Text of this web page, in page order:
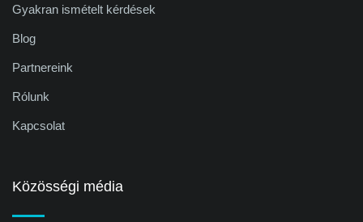
Gyakran ismételt kérdések
Blog
Partnereink
Rólunk
Kapcsolat
Közösségi média